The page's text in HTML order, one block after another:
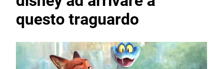
questo traguardo